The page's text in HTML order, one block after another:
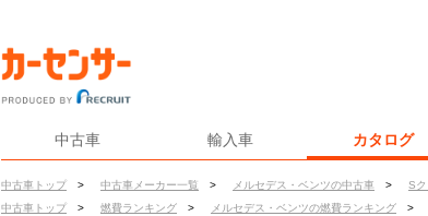
中古車 輸入車 カタログ
中古車トップ > 中古車メーカー一覧 > メルセデス・ベンツの中古車 > S
中古車トップ
> 燃費ランキング > メルセデス・ベンツの燃費ランキング >